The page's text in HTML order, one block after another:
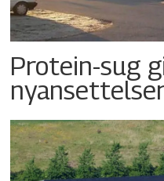
Protein-sug